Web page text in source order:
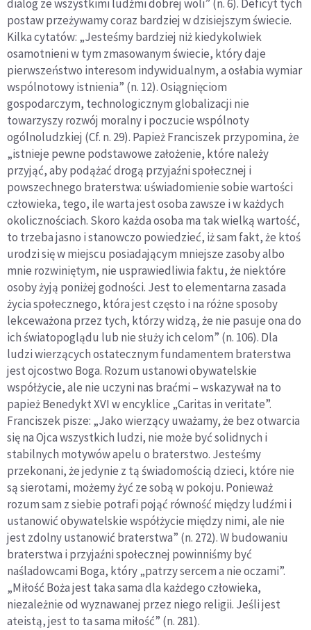
dialog ze wszystkimi ludźmi dobrej woli” (n. 6). Deficyt tych
postaw przeżywamy coraz bardziej w dzisiejszym świecie.
Kilka cytatów: „Jesteśmy bardziej niż kiedykolwiek
osamotnieni w tym zmasowanym świecie, który daje
pierwszeństwo interesom indywidualnym, a osłabia wymiar
wspólnotowy istnienia” (n. 12). Osiągnięciom
gospodarczym, technologicznym globalizacji nie
towarzyszy rozwój moralny i poczucie wspólnoty
ogólnoludzkiej (Cf. n. 29). Papież Franciszek przypomina, że
„istnieje pewne podstawowe założenie, które należy
przyjąć, aby podążać drogą przyjaźni społecznej i
powszechnego braterstwa: uświadomienie sobie wartości
człowieka, tego, ile warta jest osoba zawsze i w każdych
okolicznościach. Skoro każda osoba ma tak wielką wartość,
to trzeba jasno i stanowczo powiedzieć, iż sam fakt, że ktoś
urodzi się w miejscu posiadającym mniejsze zasoby albo
mnie rozwiniętym, nie usprawiedliwia faktu, że niektóre
osoby żyją poniżej godności. Jest to elementarna zasada
życia społecznego, która jest często i na różne sposoby
lekceważona przez tych, którzy widzą, że nie pasuje ona do
ich światopoglądu lub nie służy ich celom” (n. 106). Dla
ludzi wierzących ostatecznym fundamentem braterstwa
jest ojcostwo Boga. Rozum ustanowi obywatelskie
współżycie, ale nie uczyni nas braćmi – wskazywał na to
papież Benedykt XVI w encyklice „Caritas in veritate”.
Franciszek pisze: „Jako wierzący uważamy, że bez otwarcia
się na Ojca wszystkich ludzi, nie może być solidnych i
stabilnych motywów apelu o braterstwo. Jesteśmy
przekonani, że jedynie z tą świadomością dzieci, które nie
są sierotami, możemy żyć ze sobą w pokoju. Ponieważ
rozum sam z siebie potrafi pojąć równość między ludźmi i
ustanowić obywatelskie współżycie między nimi, ale nie
jest zdolny ustanowić braterstwa” (n. 272). W budowaniu
braterstwa i przyjaźni społecznej powinniśmy być
naśladowcami Boga, który „patrzy sercem a nie oczami”.
„Miłość Boża jest taka sama dla każdego człowieka,
niezależnie od wyznawanej przez niego religii. Jeśli jest
ateistą, jest to ta sama miłość” (n. 281).